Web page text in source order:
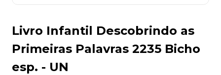
Livro Infantil Descobrindo as
Primeiras Palavras 2235 Bicho
esp. - UN